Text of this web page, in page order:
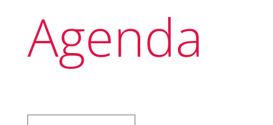
Agenda